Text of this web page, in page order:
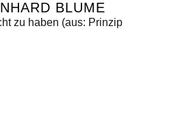
BLUME
zu haben (aus: Prinzip